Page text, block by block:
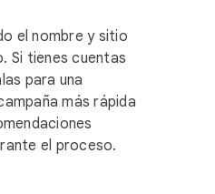
el nombre y sitio
Si tienes cuentas
para una
más rápida
el proceso.